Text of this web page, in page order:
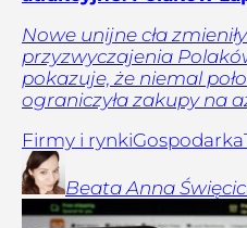
Nowe unijne cła
przyzwyczajenia
pokazuje, że niemal
ograniczyła zakupy na
Firmy i rynkiGospodarka
Beata Anna